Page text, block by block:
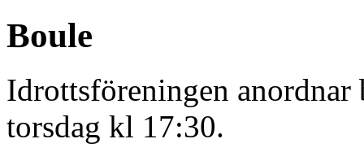
Boule
Idrottsföreningen
torsdag kl 17:30.